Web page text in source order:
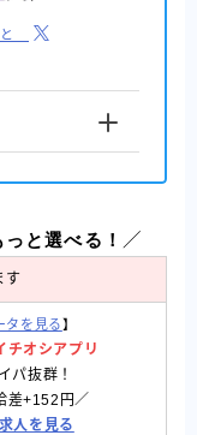
と
と選べる！ ／
す
タを見る】
チオシアプリ
パ抜群！
差+152円／
人を見る